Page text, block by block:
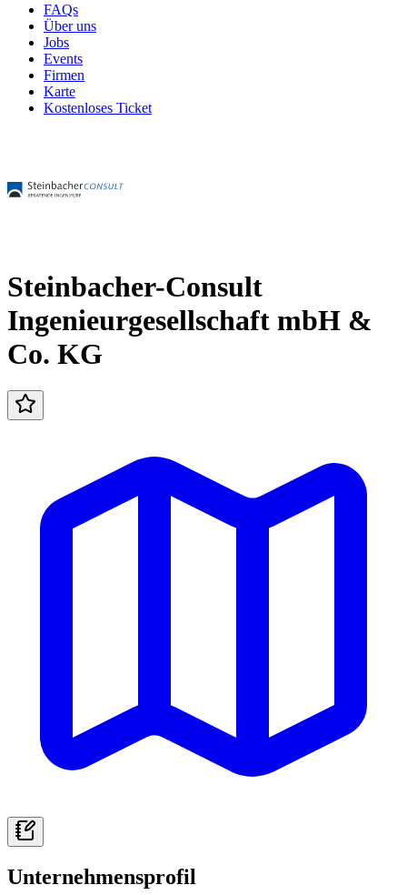
FAQs
Über uns
Jobs
Events
Firmen
Karte
Kostenloses Ticket
Steinbacher-Consult
Ingenieurgesellschaft mbH &
Co. KG
Unternehmensprofil